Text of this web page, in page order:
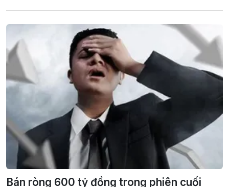
Bán ròng 600 tỷ đồng trong phiên cuối